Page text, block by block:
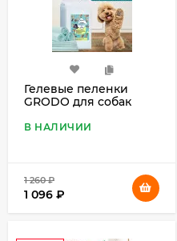
Гелевые пеленки
GRODO для собак
В НАЛИЧИИ
1 260₽
1 096 ₽